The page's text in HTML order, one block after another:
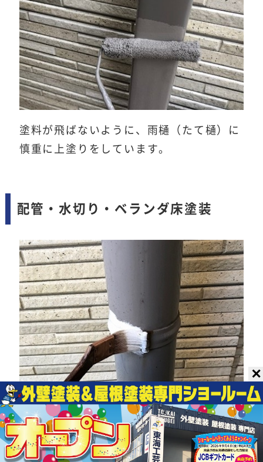
塗料が飛ばないように、雨樋（たて樋）に
慎重に上塗りをしています。
配管・水切り・ベランダ床塗装
配管を留めている金具にハケで下塗りをし
✕